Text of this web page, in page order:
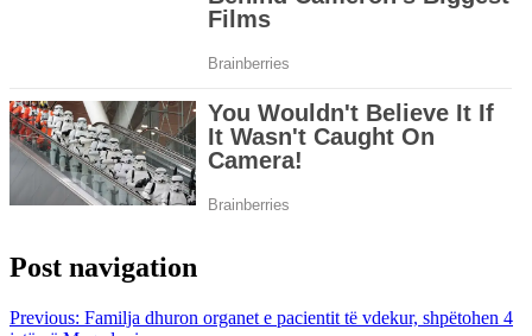
Post navigation
Previous: Familja dhuron organet e pacientit të vdekur, shpëtohen 4